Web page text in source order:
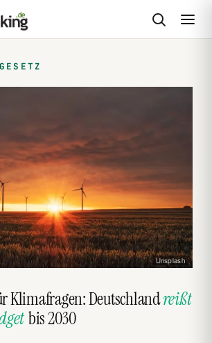
Unsplash
Klimafragen: Deutschlandreißt
bis 2030